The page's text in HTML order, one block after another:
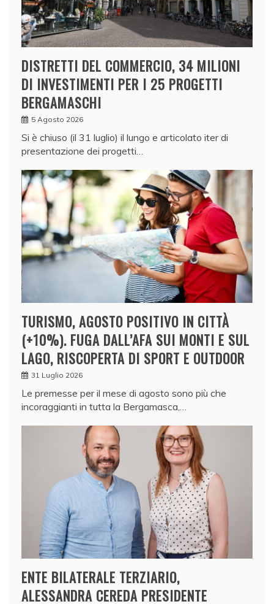
DISTRETTI DEL COMMERCIO, 34 MILIONI
DI INVESTIMENTI PER I 25 PROGETTI
BERGAMASCHI
5 Agosto 2026
Si è chiuso (il 31 luglio) il lungo e articolato iter di
presentazione dei progetti…
TURISMO, AGOSTO POSITIVO IN CITTÀ
(+10%). FUGA DALL’AFA SUI MONTI E SUL
LAGO, RISCOPERTA DI SPORT E OUTDOOR
31 Luglio 2026
Le premesse per il mese di agosto sono più che
incoraggianti in tutta la Bergamasca,…
ENTE BILATERALE TERZIARIO,
ALESSANDRA CEREDA PRESIDENTE